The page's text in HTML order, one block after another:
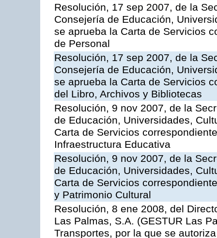
Resolución, 17 sep 2007, de la
Consejería de Educación,
se aprueba la Carta de Servicios
de Personal
Resolución, 17 sep 2007, de la
Consejería de Educación,
se aprueba la Carta de Servicios
del Libro, Archivos y Bibliotecas
Resolución, 9 nov 2007, de la
de Educación, Universidades,
Carta de Servicios
Infraestructura Educativa
Resolución, 9 nov 2007, de la
de Educación, Universidades,
Carta de Servicios
y Patrimonio Cultural
Resolución, 8 ene 2008, del
Las Palmas, S.A. (GESTUR Las
Transportes, por la que se